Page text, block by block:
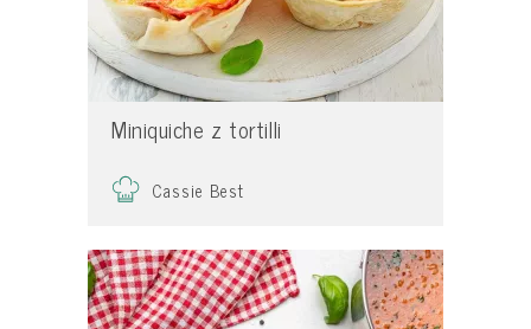
Miniquiche z tortilli
Cassie Best